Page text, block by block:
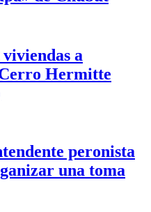
a
Hermitte
peronista
una toma